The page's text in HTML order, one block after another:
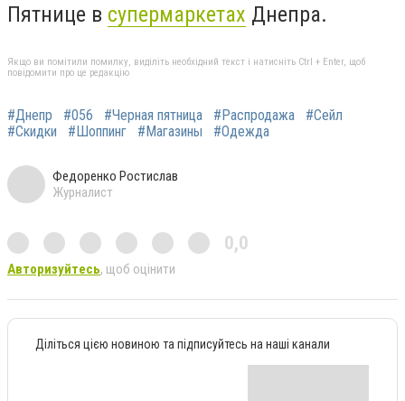
Пятнице в супермаркетах Днепра.
Якщо ви помітили помилку, виділіть необхідний текст і натисніть Ctrl + Enter, щоб
повідомити про це редакцію
#Днепр #056 #Черная пятница #Распродажа
#Сейл
#Скидки
#Шоппинг #Магазины #Одежда
Федоренко Ростислав
Журналист
0,0
Авторизуйтесь, щоб оцінити
Діліться цією новиною та підписуйтесь на наші канали